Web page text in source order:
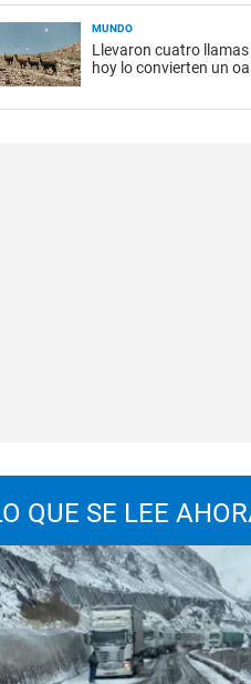
MUNDO
Llevaron cuatro
hoy lo convierten un
QUE SE LEE